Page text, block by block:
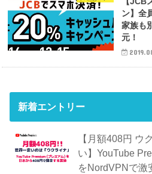
ン】全
家族も
元！
新着エントリー
【月額408円 ウ
い】YouTube
をNordVPNで激